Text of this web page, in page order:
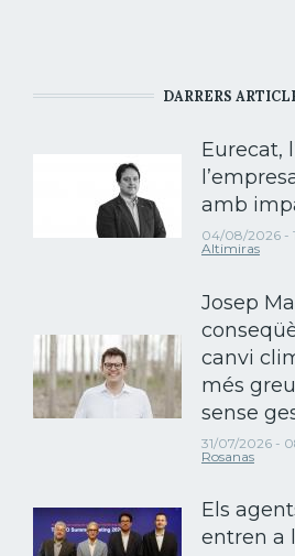
DARRERS
Eurecat,
amb
04/08/2026 -
Altimiras
Josep
canvi
més
sense
31/07/2026 -
Rosanas
Els
entren a